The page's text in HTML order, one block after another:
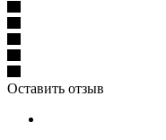
Оставить отзыв